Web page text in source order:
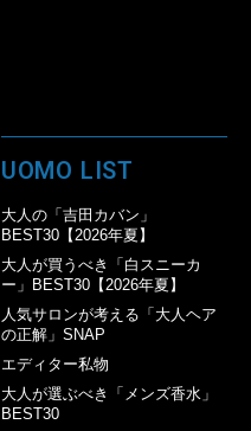
UOMO LIST
大人の「吉田カバン」
BEST30【2026年夏】
大人が買うべき「白スニーカ
ー」BEST30【2026年夏】
人気サロンが考える「大人ヘア
の正解」SNAP
エディター私物
大人が選ぶべき「メンズ香水」
BEST30